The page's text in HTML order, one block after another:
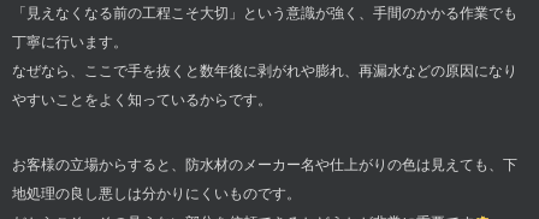
「見えなくなる前の工程こそ大切」という意識が強く、手間のかかる作業でも
丁寧に行います。
なぜなら、ここで手を抜くと数年後に剥がれや膨れ、再漏水などの原因になり
やすいことをよく知っているからです。
お客様の立場からすると、防水材のメーカー名や仕上がりの色は見えても、下
地処理の良し悪しは分かりにくいものです。